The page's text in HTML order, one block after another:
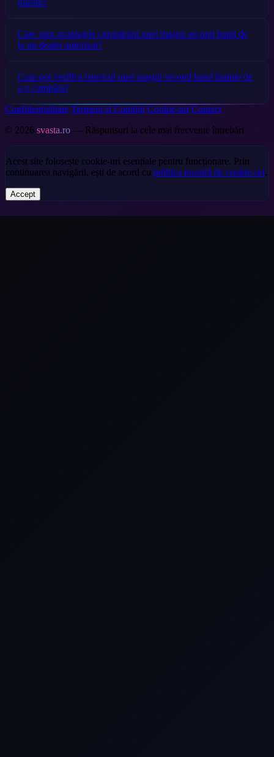
Care sunt avantajele cumpărării unei mașini second hand de
la un dealer autorizat?
Cum pot verifica istoricul unei mașini second hand înainte de
a o cumpăra?
Confidențialitate Termeni și Condiții Cookie-uri Contact
© 2026 svasta.ro — Răspunsuri la cele mai frecvente întrebări
Acest site folosește cookie-uri esențiale pentru funcționare. Prin
continuarea navigării, ești de acord cu politica noastră de cookie-uri.
Accept